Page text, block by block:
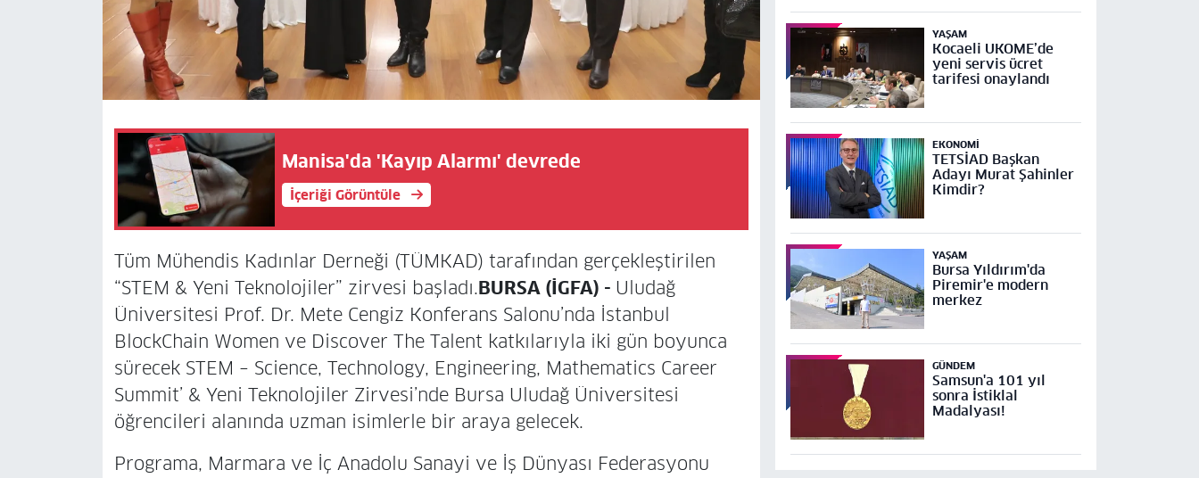
Manisa'da 'Kayıp Alarmı' devrede
İçeriği Görüntüle
Tüm Mühendis Kadınlar Derneği (TÜMKAD) tarafından gerçekleştirilen
“STEM & Yeni Teknolojiler” zirvesi başladı.BURSA (İGFA) - Uludağ
Üniversitesi Prof. Dr. Mete Cengiz Konferans Salonu’nda İstanbul
BlockChain Women ve Discover The Talent katkılarıyla iki gün boyunca
sürecek STEM – Science, Technology, Engineering, Mathematics Career
Summit’ & Yeni Teknolojiler Zirvesi’nde Bursa Uludağ Üniversitesi
öğrencileri alanında uzman isimlerle bir araya gelecek.
Programa, Marmara ve İç Anadolu Sanayi ve İş Dünyası Federasyonu
YAŞAM
Kocaeli UKOME’de
yeni servis ücret
tarifesi onaylandı
EKONOMI
TETSİAD Başkan
Adayı Murat Şahinler
Kimdir?
YAŞAM
Bursa Yıldırım'da
Piremir'e modern
merkez
GÜNDEM
Samsun'a 101 yıl
sonra İstiklal
Madalyası!